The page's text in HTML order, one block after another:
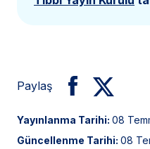
Paylaş
Yayınlanma Tarihi: 08
Güncellenme Tarihi: 08